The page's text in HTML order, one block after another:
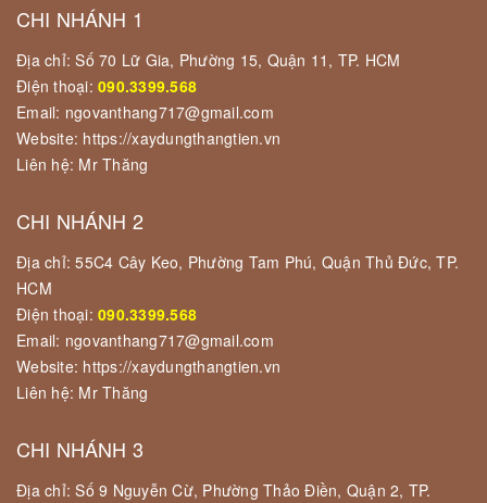
CHI NHÁNH 1
Địa chỉ: Số 70 Lữ Gia, Phường 15, Quận 11, TP. HCM
Điện thoại: 090.3399.568
Email: ngovanthang717@gmail.com
Website: https://xaydungthangtien.vn
Liên hệ: Mr Thăng
CHI NHÁNH 2
Địa chỉ: 55C4 Cây Keo, Phường Tam Phú, Quận Thủ Đức, TP.
HCM
Điện thoại: 090.3399.568
Email: ngovanthang717@gmail.com
Website: https://xaydungthangtien.vn
Liên hệ: Mr Thăng
CHI NHÁNH 3
Địa chỉ: Số 9 Nguyễn Cừ, Phường Thảo Điền, Quận 2, TP.